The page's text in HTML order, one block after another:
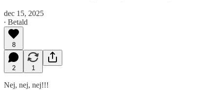
dec 15, 2025
∙ Betald
8
2 1
Nej, nej, nej!!!